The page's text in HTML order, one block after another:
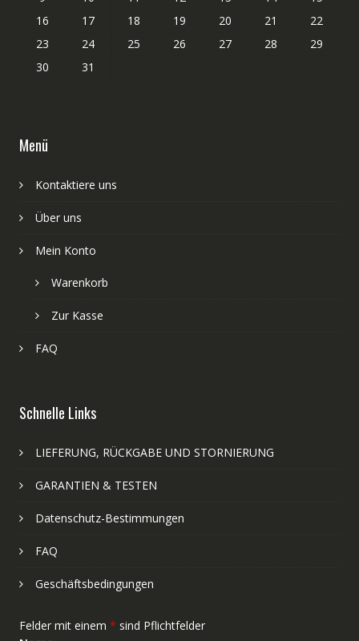
16
17 18 19 20 21
22
23
24 25 26 27 28
29
30
31
Menü
Kontaktiere uns
Über uns
Mein Konto
Warenkorb
Zur Kasse
FAQ
Schnelle Links
LIEFERUNG, RÜCKGABE UND STORNIERUNG
GARANTIEN & TESTEN
Datenschutz-Bestimmungen
FAQ
Geschäftsbedingungen
Felder mit einem * sind Pflichtfelder